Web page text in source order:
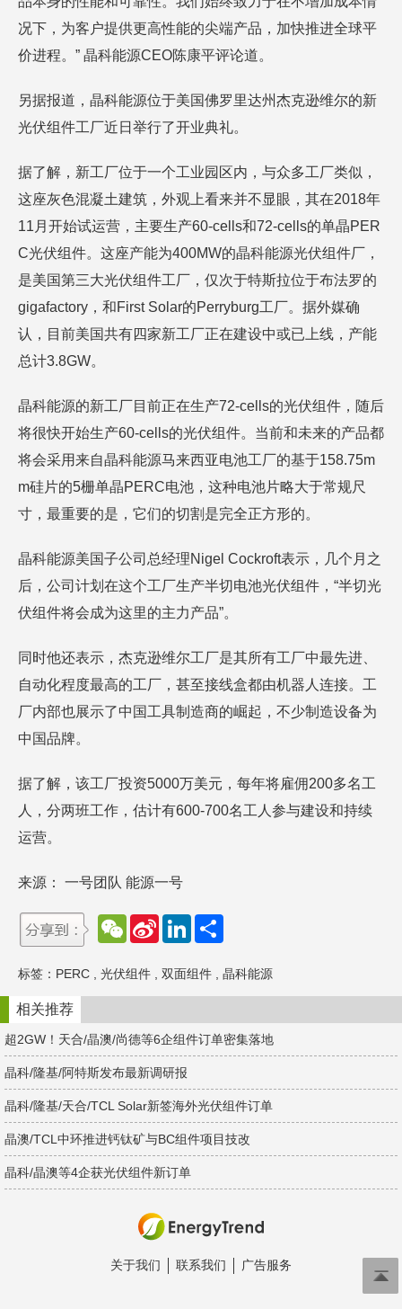
况下，为客户提供更高性能的尖端产品，加快推进全球平
价进程。” 晶科能源CEO陈康平评论道。
另据报道，晶科能源位于美国佛罗里达州杰克逊维尔的新
光伏组件工厂近日举行了开业典礼。
据了解，新工厂位于一个工业园区内，与众多工厂类似，
这座灰色混凝土建筑，外观上看来并不显眼，其在2018年
11月开始试运营，主要生产60-cells和72-cells的单晶PER
C光伏组件。这座产能为400MW的晶科能源光伏组件厂，
是美国第三大光伏组件工厂，仅次于特斯拉位于布法罗的
gigafactory，和First Solar的Perryburg工厂。据外媒确
认，目前美国共有四家新工厂正在建设中或已上线，产能
总计3.8GW。
晶科能源的新工厂目前正在生产72-cells的光伏组件，随后
将很快开始生产60-cells的光伏组件。当前和未来的产品都
将会采用来自晶科能源马来西亚电池工厂的基于158.75m
m硅片的5栅单晶PERC电池，这种电池片略大于常规尺
寸，最重要的是，它们的切割是完全正方形的。
晶科能源美国子公司总经理Nigel Cockroft表示，几个月之
后，公司计划在这个工厂生产半切电池光伏组件，“半切光
伏组件将会成为这里的主力产品”。
同时他还表示，杰克逊维尔工厂是其所有工厂中最先进、
自动化程度最高的工厂，甚至接线盒都由机器人连接。工
厂内部也展示了中国工具制造商的崛起，不少制造设备为
中国品牌。
据了解，该工厂投资5000万美元，每年将雇佣200多名工
人，分两班工作，估计有600-700名工人参与建设和持续
运营。
来源： 一号团队 能源一号
W
e
a
t
S
W
e
b
o
L
e
d
n
标签： PERC 光伏组件 双面组件 晶科能源
相关推荐
超2GW！天合/晶澳/尚德等6企组件订单密集落地
晶科/隆基/阿特斯发布最新调研报
晶科/隆基/天合/TCL Solar新签海外光伏组件订单
晶澳/TCL中环推进钙钛矿与BC组件项目技改
晶科/晶澳等4企获光伏组件新订单
关于我们 联系我们 广告服务